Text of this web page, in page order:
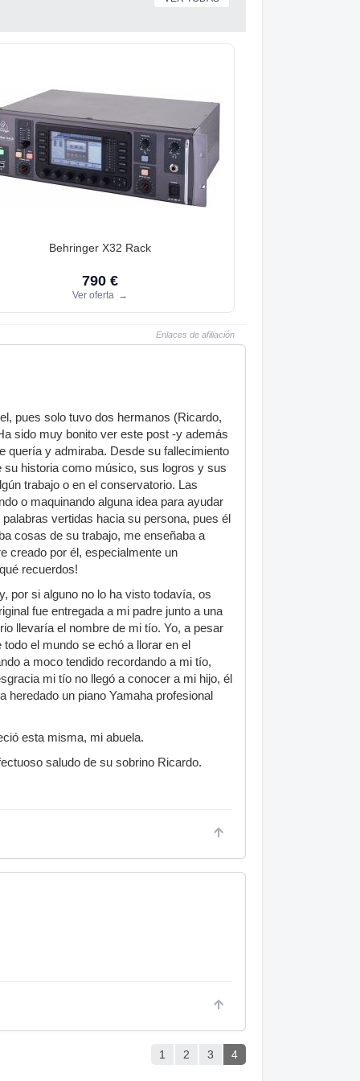
Behringer X32 Rack
790 €
Ver oferta →
Enlaces de afiliación
pues solo tuvo dos hermanos (Ricardo,
sido muy bonito ver este post -y además
quería y admiraba. Desde su fallecimiento
historia como músico, sus logros y sus
trabajo o en el conservatorio. Las
o maquinando alguna idea para ayudar
vertidas hacia su persona, pues él
cosas de su trabajo, me enseñaba a
creado por él, especialmente un
recuerdos!
por si alguno no lo ha visto todavía, os
fue entregada a mi padre junto a una
llevaría el nombre de mi tío. Yo, a pesar
el mundo se echó a llorar en el
a moco tendido recordando a mi tío,
mi tío no llegó a conocer a mi hijo, él
un piano Yamaha profesional
esta misma, mi abuela.
saludo de su sobrino Ricardo.
1 2 3 4